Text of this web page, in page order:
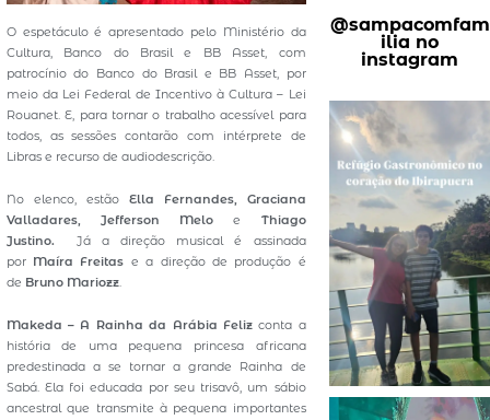
O espetáculo é apresentado pelo Ministério da
Cultura, Banco do Brasil e BB Asset, com
patrocínio do Banco do Brasil e BB Asset, por
meio da Lei Federal de Incentivo à Cultura – Lei
Rouanet. E, para tornar o trabalho acessível para
todos, as sessões contarão com intérprete de
Libras e recurso de audiodescrição.
No elenco, estão Ella Fernandes, Graciana
Valladares, Jefferson Meloe Thiago
Justino.
Já a direção musical é assinada
por Maíra Freitas e a direção de produção é
de Bruno Mariozz.
Makeda – A Rainha da Arábia Felizconta a
história de uma pequena princesa africana
predestinada a se tornar a grande Rainha de
Sabá. Ela foi educada por seu trisavô, um sábio
ancestral que transmite à pequena importantes
@sampacomfam
ilia no
instagram